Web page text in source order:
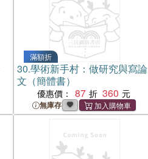
滿額折
30.學術新手村：做研究與寫論
文（簡體書）
優惠價： 87 360
無庫存